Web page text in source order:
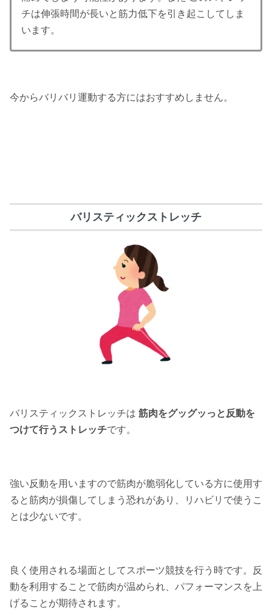
チは伸張時間が長いと筋力低下を引き起こしてしま
います。
今からバリバリ運動する方にはおすすめしません。
バリスティックストレッチ
バリスティックストレッチは 筋肉をグッグッっと反動を
つけて行うストレッチです。
強い反動を用いますので筋肉が脆弱化している方に使用す
ると筋肉が損傷してしまう恐れがあり、リハビリで使うこ
とは少ないです。
良く使用される場面としてスポーツ競技を行う時です。反
動を利用することで筋肉が温められ、パフォーマンスを上
げることが期待されます。